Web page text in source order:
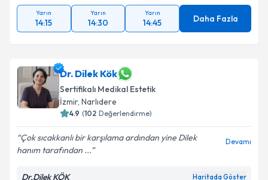
Yarın
14:15
Yarın
14:30
Yarın
14:45 Daha Fazla
Dr. Dilek Kök
Sertifikalı Medikal Estetik
İzmir, Narlıdere
4.9 (102 Değerlendirme)
Çok sıcakkanlı bir karşılama ardından yine Dilek
hanım tarafından ...
Devamı
Dr.Dilek KÖK Haritada Göster